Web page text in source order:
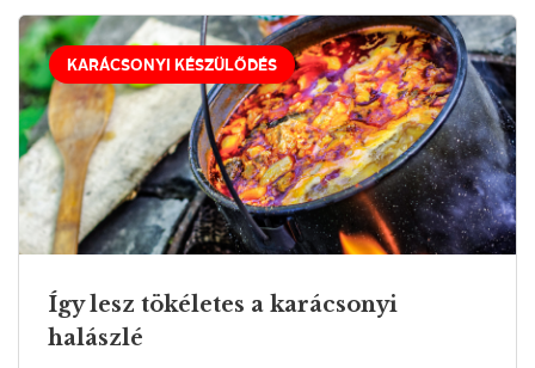
KARÁCSONYI KÉSZÜLŐDÉS
Így lesz tökéletes a karácsonyi
halászlé